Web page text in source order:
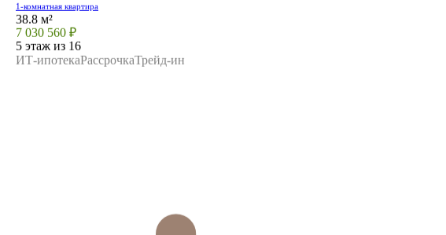
1-комнатная квартира
38.8 м²
7 030 560 ₽
5 этаж из 16
ИТ-ипотекаРассрочкаТрейд-ин